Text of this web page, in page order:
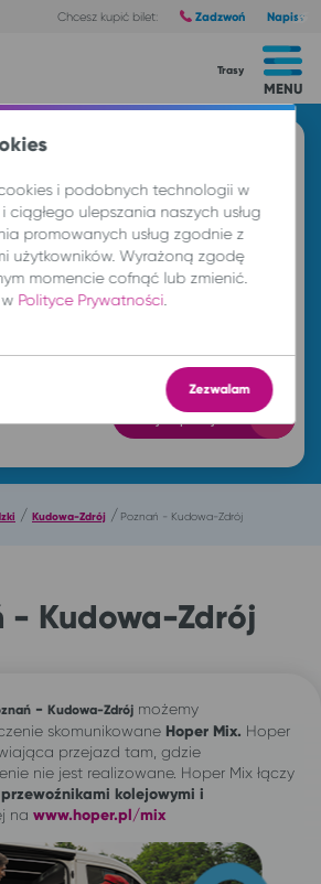
Chcesz kupić bilet: Zadzwoń Napisz
MENU
Trasy
kup bilet
Znajdź przejazd
/ Kudowa-Zdrój /Poznań - Kudowa-Zdrój
- Kudowa-Zdrój
- Kudowa-Zdrój możemy
skomunikowane Hoper Mix. Hoper
przejazd tam, gdzie
nie jest realizowane. Hoper Mix łączy
kolejowymi i
na www.hoper.pl/mix
i podobnych technologii w
ciągłego ulepszania naszych usług
promowanych usług zgodnie z
użytkowników. Wyrażoną zgodę
momencie cofnąć lub zmienić.
Polityce Prywatności
Zezwalam